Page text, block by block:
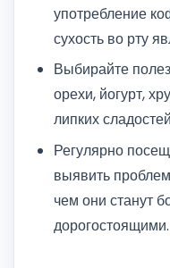
употребление
сухость во рту
Выбирайте
орехи, йогурт,
липких
Регулярно
выявить
чем они станут
дорогостоящими.